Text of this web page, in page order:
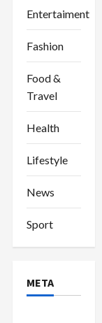
Entertaiment
Fashion
Food &
Travel
Health
Lifestyle
News
Sport
META